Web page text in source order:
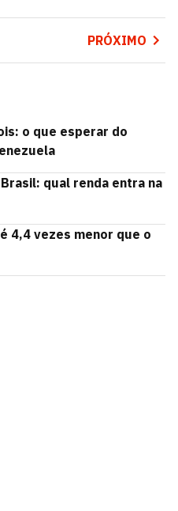
PRÓXIMO
o que esperar do
qual renda entra na
4,4 vezes menor que o